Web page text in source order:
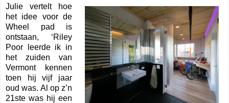
Julie vertelt hoe
het idee voor de
Wheel pad is
ontstaan, ‘Riley
Poor leerde ik in
het zuiden van
Vermont kennen
toen hij vijf jaar
oud was. Al op z’n
21ste was hij een